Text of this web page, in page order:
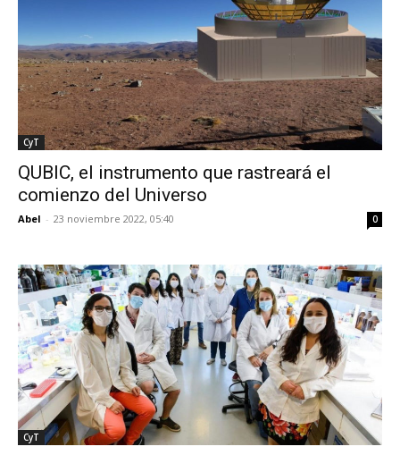
CyT
QUBIC, el instrumento que rastreará el
comienzo del Universo
Abel - 23 noviembre 2022, 05:40 0
CyT